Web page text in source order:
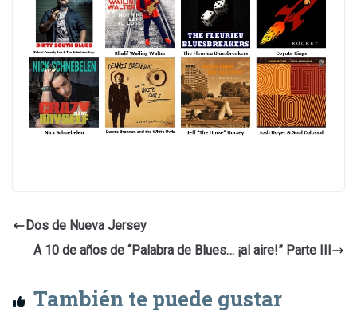
Dos de Nueva Jersey
A 10 de años de “Palabra de Blues… ¡al aire!” Parte III
También te puede gustar